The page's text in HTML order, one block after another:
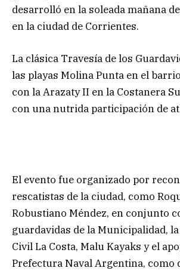
desarrolló en la soleada mañana
en la ciudad de Corrientes.
La clásica Travesía de los
las playas Molina Punta en el
con la Arazaty II en la Costanera
con una nutrida participación de
El evento fue organizado por
rescatistas de la ciudad, como
Robustiano Méndez, en conjunto
guardavidas de la Municipalidad,
Civil La Costa, Malu Kayaks y el
Prefectura Naval Argentina, como